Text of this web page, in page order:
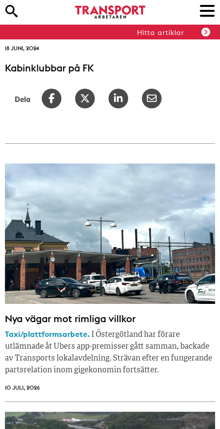
Hitta artiklar
18 JUNI, 2024
Kabinklubbar på FK
Dela
Nya vägar mot rimliga villkor
Taxi/plattformsarbete. I Östergötland har förare
utlämnade åt Ubers app-premisser gått samman, backade
av Transports lokalavdelning. Strävan efter en fungerande
partsrelation inom gigekonomin fortsätter.
10 JULI, 2026